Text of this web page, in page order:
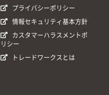
プライバシーポリシー
情報セキュリティ基本方針
カスタマーハラスメントポ
リシー
トレードワークスとは